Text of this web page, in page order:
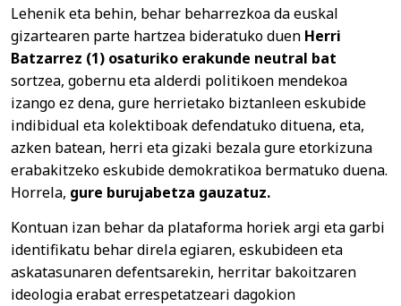
Lehenik eta behin, behar beharrezkoa da euskal
gizartearen parte hartzea bideratuko duen Herri
Batzarrez (1) osaturiko erakunde neutral bat
sortzea, gobernu eta alderdi politikoen mendekoa
izango ez dena, gure herrietako biztanleen eskubide
indibidual eta kolektiboak defendatuko dituena, eta,
azken batean, herri eta gizaki bezala gure etorkizuna
erabakitzeko eskubide demokratikoa bermatuko duena.
Horrela, gure burujabetza gauzatuz.
Kontuan izan behar da plataforma horiek argi eta garbi
identifikatu behar direla egiaren, eskubideen eta
askatasunaren defentsarekin, herritar bakoitzaren
ideologia erabat errespetatzeari dagokion